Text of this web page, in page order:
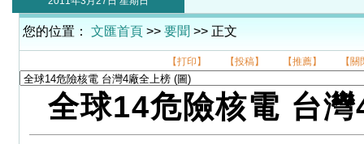
您的位置： 文匯首頁 >> 要聞 >> 正文
【打印】 【投稿】 【推薦】 【
全球14危險核電 台